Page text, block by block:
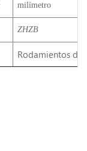
milímetro
ZHZB
Rodamientos de